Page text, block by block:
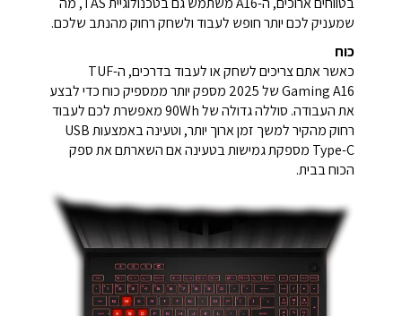
שמעניק לכם יותר חופש לעבוד ולשחק רחוק מהנתב שלכם.
כוח
כאשר אתם צריכים לשחק או לעבוד בדרכים, ה-TUF
Gaming A16 של 2025 מספק יותר ממספיק כוח כדי לבצע
את העבודה. סוללה גדולה של 90Wh מאפשרת לכם לעבוד
רחוק מהקיר למשך זמן ארוך יותר, וטעינה באמצעות USB
Type-C מספקת גמישות בטעינה אם השארתם את ספק
הכוח בבית.